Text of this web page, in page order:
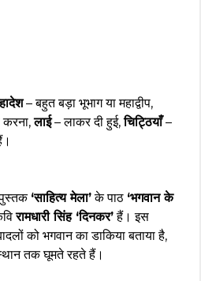
– बहुत बड़ा भूभाग या महाद्वीप,
करना,लाई– लाकर दी हुई,चिट्ठियाँ–
पुस्तक ‘साहित्य मेला’के पाठ ‘भगवान के
रामधारी सिंह ‘दिनकर’हैं। इस
को भगवान का डाकिया बताया है,
तक घूमते रहते हैं।